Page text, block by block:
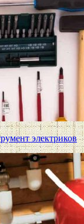
электриков